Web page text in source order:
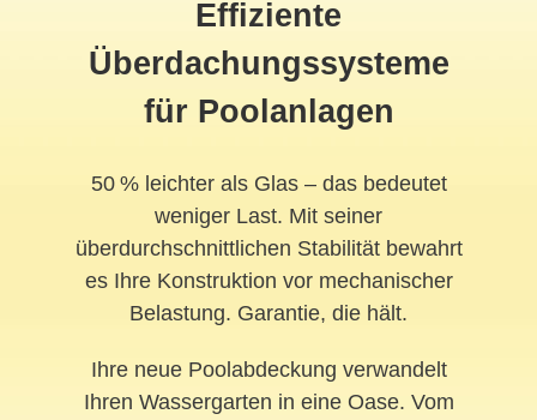
Effiziente
Überdachungssysteme
für Poolanlagen
50 % leichter als Glas – das bedeutet
weniger Last. Mit seiner
überdurchschnittlichen Stabilität bewahrt
es Ihre Konstruktion vor mechanischer
Belastung. Garantie, die hält.
Ihre neue Poolabdeckung verwandelt
Ihren Wassergarten in eine Oase. Vom